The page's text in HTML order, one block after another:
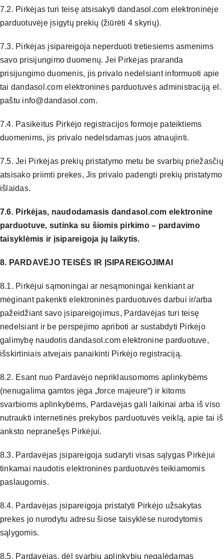
7.2. Pirkėjas turi teisę atsisakyti dandasol.com elektroninėje
parduotuvėje įsigytų prekių (žiūrėti 4 skyrių).
7.3. Pirkėjas įsipareigoja neperduoti tretiesiems asmenims
savo prisijungimo duomenų. Jei Pirkėjas praranda
prisijungimo duomenis, jis privalo nedelsiant informuoti apie
tai dandasol.com elektroninės parduotuvės administraciją el.
paštu info@dandasol.com.
7.4. Pasikeitus Pirkėjo registracijos formoje pateiktiems
duomenims, jis privalo nedelsdamas juos atnaujinti.
7.5. Jei Pirkėjas prekių pristatymo metu be svarbių priežasčių
atsisako priimti prekes, Jis privalo padengti prekių pristatymo
išlaidas.
7.6. Pirkėjas, naudodamasis dandasol.com elektronine
parduotuve, sutinka su šiomis pirkimo – pardavimo
taisyklėmis ir įsipareigoja jų laikytis.
8. PARDAVĖJO TEISĖS IR ĮSIPAREIGOJIMAI
8.1. Pirkėjui sąmoningai ar nesąmoningai kenkiant ar
mėginant pakenkti elektroninės parduotuvės darbui ir/arba
pažeidžiant savo įsipareigojimus, Pardavėjas turi teisę
nedelsiant ir be perspėjimo apriboti ar sustabdyti Pirkėjo
galimybę naudotis dandasol.com elektronine parduotuve,
išskirtiniais atvejais panaikinti Pirkėjo registraciją.
8.2. Esant nuo Pardavėjo nepriklausomoms aplinkybėms
(nenugalima gamtos jėga „force majeure“) ir kitoms
svarbioms aplinkybėms, Pardavėjas gali laikinai arba iš viso
nutraukti internetinės prekybos parduotuvės veiklą, apie tai iš
anksto nepranešęs Pirkėjui.
8.3. Pardavėjas įsipareigoja sudaryti visas sąlygas Pirkėjui
tinkamai naudotis elektroninės parduotuvės teikiamomis
paslaugomis.
8.4. Pardavėjas įsipareigoja pristatyti Pirkėjo užsakytas
prekes jo nurodytu adresu šiose taisyklėse nurodytomis
sąlygomis.
8.5. Pardavėjas, dėl svarbių aplinkybių negalėdamas